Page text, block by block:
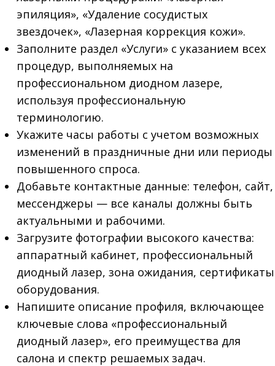
эпиляция», «Удаление сосудистых
звездочек», «Лазерная коррекция кожи».
Заполните раздел «Услуги» с указанием всех
процедур, выполняемых на
профессиональном диодном лазере,
используя профессиональную
терминологию.
Укажите часы работы с учетом возможных
изменений в праздничные дни или периоды
повышенного спроса.
Добавьте контактные данные: телефон, сайт,
мессенджеры — все каналы должны быть
актуальными и рабочими.
Загрузите фотографии высокого качества:
аппаратный кабинет, профессиональный
диодный лазер, зона ожидания, сертификаты
оборудования.
Напишите описание профиля, включающее
ключевые слова «профессиональный
диодный лазер», его преимущества для
салона и спектр решаемых задач.